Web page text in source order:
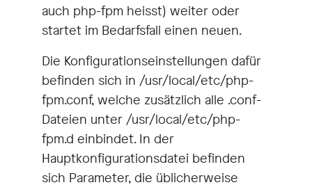
auch php-fpm heisst) weiter oder
startet im Bedarfsfall einen neuen.
Die Konfigurationseinstellungen dafür
befinden sich in /usr/local/etc/php-
fpm.conf, welche zusätzlich alle .conf-
Dateien unter /usr/local/etc/php-
fpm.d einbindet. In der
Hauptkonfigurationsdatei befinden
sich Parameter, die üblicherweise